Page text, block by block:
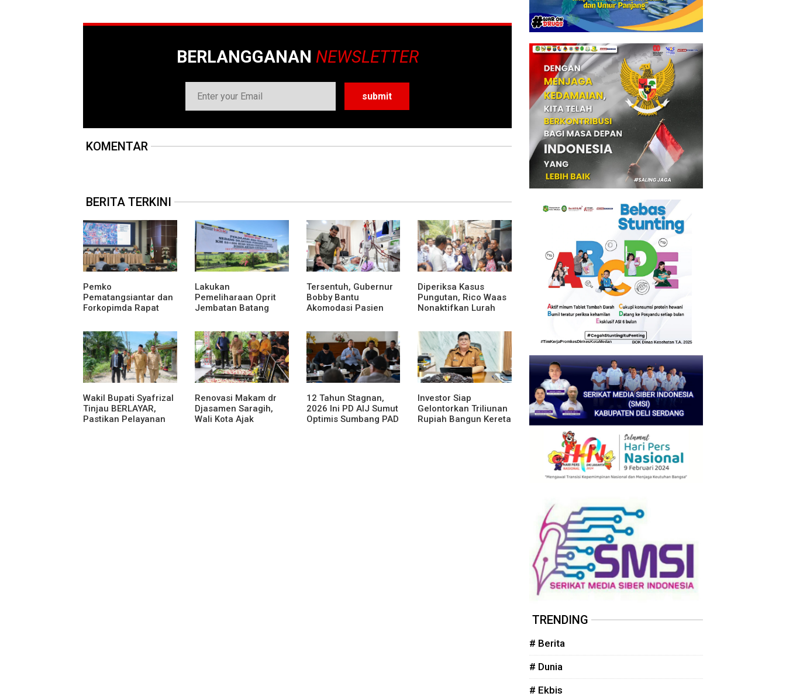
BERLANGGANAN NEWSLETTER
KOMENTAR
BERITA TERKINI
Pemko
Pematangsiantar dan
Forkopimda Rapat
Peringatan HUT ke-81
Kemerdekaan RI
Lakukan
Pemeliharaan Oprit
Jembatan Batang
Karya Uji Coba
Contraflow di KM 55
Tol Binjai–Langsa
Tersentuh, Gubernur
Bobby Bantu
Akomodasi Pasien
Tiroid di RSUD
Thomsen
Diperiksa Kasus
Pungutan, Rico Waas
Nonaktifkan Lurah
Masyarakat
Wakil Bupati Syafrizal
Tinjau BERLAYAR,
Pastikan Pelayanan
Renovasi Makam dr
Djasamen Saragih,
Wali Kota Ajak
12 Tahun Stagnan,
2026 Ini PD AIJ Sumut
Optimis Sumbang PAD
Investor Siap
Gelontorkan Triliunan
Rupiah Bangun Kereta
TRENDING
# Berita
# Dunia
# Ekbis